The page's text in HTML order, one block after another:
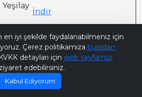
Yeşilay
İndir
İndir
iyi şekilde faydalanabilmeniz için
Çerez politikamıza buradan
detayları için web sayfamızı
ziyaret edebilirsiniz.
Kabul Ediyorum
Bana Soru Sor | Ask Me